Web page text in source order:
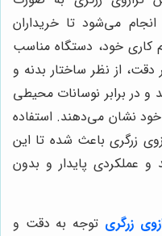
می‌شود تا خریداران
کاری خود، دستگاه مناسب
دقت، از نظر ساختار بدنه و
و در برابر نوسانات محیطی
نشان می‌دهند. استفاده
زرگری باعث شده تا این
و عملکردی پایدار و بدون
زرگری توجه به دقت و